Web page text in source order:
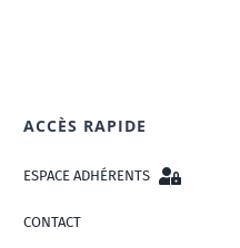
ACCÈS RAPIDE
ESPACE ADHÉRENTS
CONTACT